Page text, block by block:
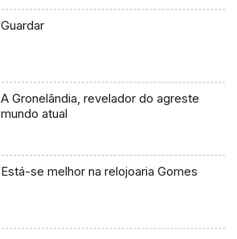
Guardar
A Gronelândia, revelador do agreste
mundo atual
Está-se melhor na relojoaria Gomes